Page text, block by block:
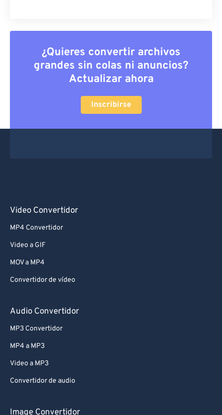
¿Quieres convertir archivos
grandes sin colas ni anuncios?
Actualizar ahora
Inscribirse
Video Convertidor
MP4 Convertidor
Video a GIF
MOV a MP4
Convertidor de vídeo
Audio Convertidor
MP3 Convertidor
MP4 a MP3
Video a MP3
Convertidor de audio
Image Convertidor